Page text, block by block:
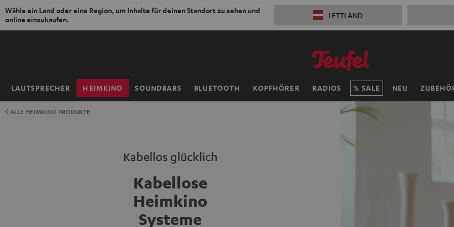
Wähle ein Land oder eine Region, um Inhalte für deinen Standort zu sehen und
online einzukaufen.
LETTLAND
ZUM
LAUTSPRECHER HEIMKINO SOUNDBARS BLUETOOTH KOPFHÖRER RADIOS SALE NEU
Startseite
ALLE HEIMKINO PRODUKTE
Kabellos glücklich
Kabellose
Heimkino
Systeme